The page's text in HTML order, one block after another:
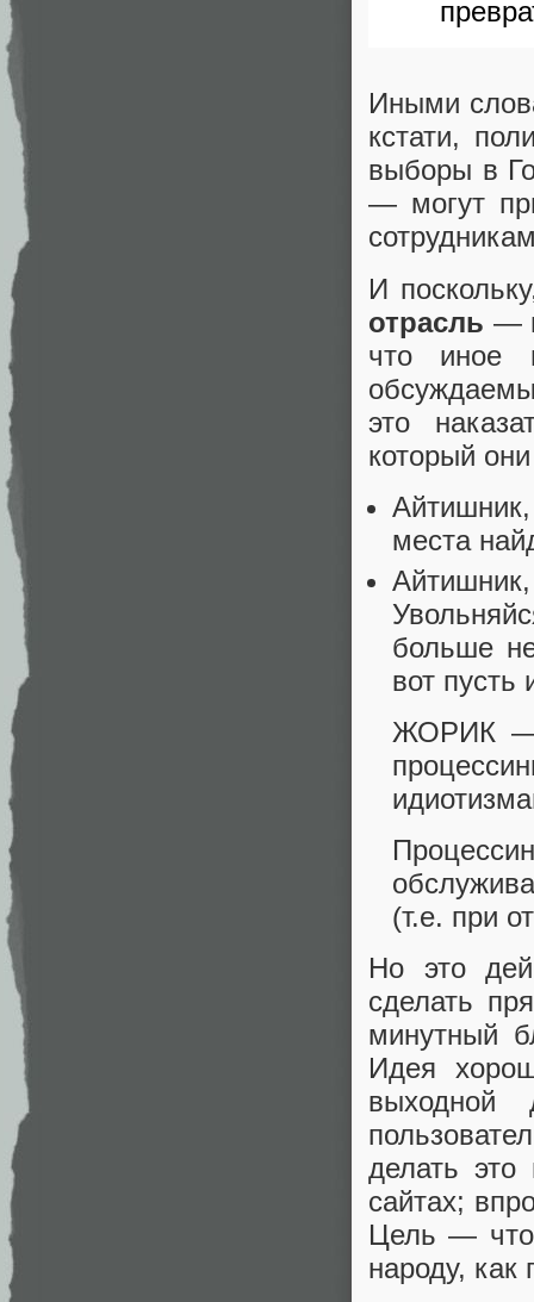
Иными
кстати,
выборы в
— могут
И
отрасль —
что иное
это
который
места
больше
вот пусть
ЖОРИК —
(т.е. при
Но это
сделать
минутный
Идея
делать
сайтах;
Цель —
народу, как